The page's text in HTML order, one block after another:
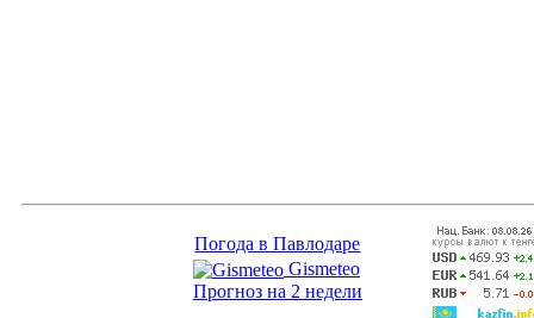
Погода в Павлодаре
Gismeteo
Прогноз на 2 недели